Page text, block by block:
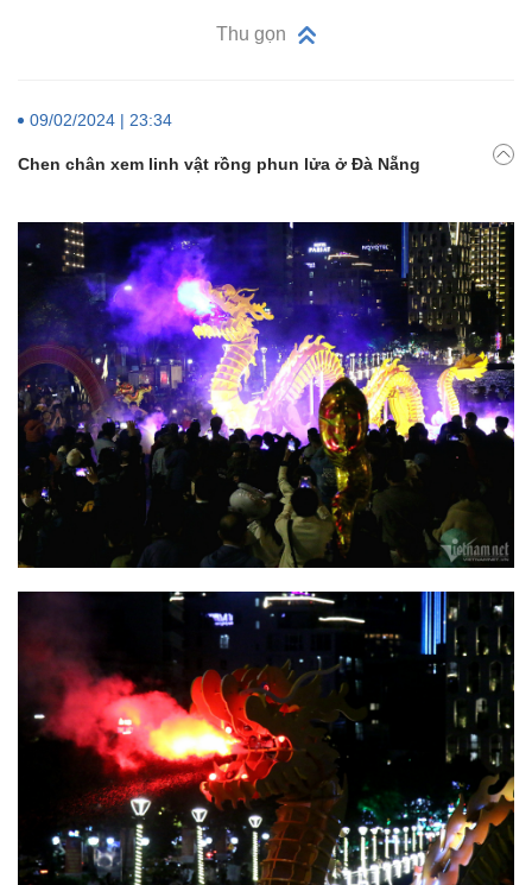
Thu gọn
09/02/2024 | 23:34
Chen chân xem linh vật rồng phun lửa ở Đà Nẵng